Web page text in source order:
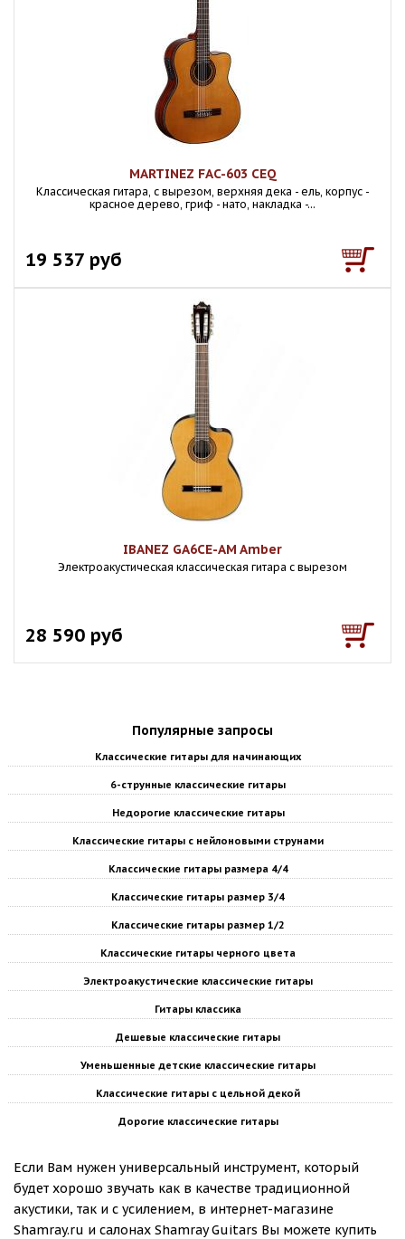
MARTINEZ FAC-603 CEQ
Классическая гитара, с вырезом, верхняя дека - ель, корпус -
красное дерево, гриф - нато, накладка -...
19 537 руб
IBANEZ GA6CE-AM Amber
Электроакустическая классическая гитара с вырезом
28 590 руб
Популярные запросы
Классические гитары для начинающих
6-струнные классические гитары
Недорогие классические гитары
Классические гитары с нейлоновыми струнами
Классические гитары размера 4/4
Классические гитары размер 3/4
Классические гитары размер 1/2
Классические гитары черного цвета
Электроакустические классические гитары
Гитары классика
Дешевые классические гитары
Уменьшенные детские классические гитары
Классические гитары с цельной декой
Дорогие классические гитары
Если Вам нужен универсальный инструмент, который
будет хорошо звучать как в качестве традиционной
акустики, так и с усилением, в интернет-магазине
Shamray.ru и салонах Shamray Guitars Вы можете купить